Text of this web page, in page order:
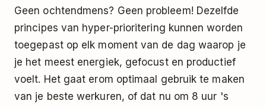
Geen ochtendmens? Geen probleem! Dezelfde
principes van hyper-prioritering kunnen worden
toegepast op elk moment van de dag waarop je
je het meest energiek, gefocust en productief
voelt. Het gaat erom optimaal gebruik te maken
van je beste werkuren, of dat nu om 8 uur 's